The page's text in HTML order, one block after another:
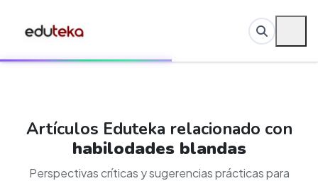
Artículos Eduteka relacionado con
habilodades blandas
Perspectivas críticas y sugerencias prácticas para